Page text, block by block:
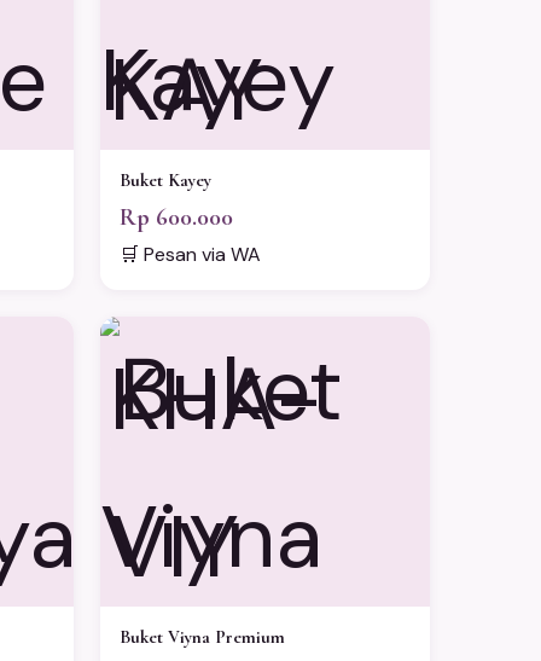
KAY
Buket Kayey
Rp 600.000
🛒 Pesan via WA
KHA-
VIY
Buket Viyna Premium